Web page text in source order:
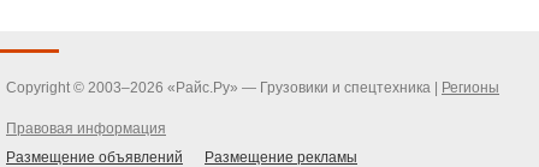
Copyright © 2003–2026 «Райс.Ру» — Грузовики и спецтехника | Регионы
Правовая информация
Размещение объявлений
Размещение рекламы